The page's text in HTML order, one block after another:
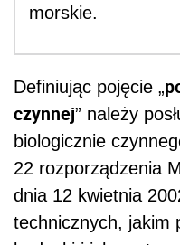
morskie.
Definiując pojęcie „
czynnej” należy
biologicznie
22 rozporządzenia
dnia 12 kwietnia
technicznych, jakim